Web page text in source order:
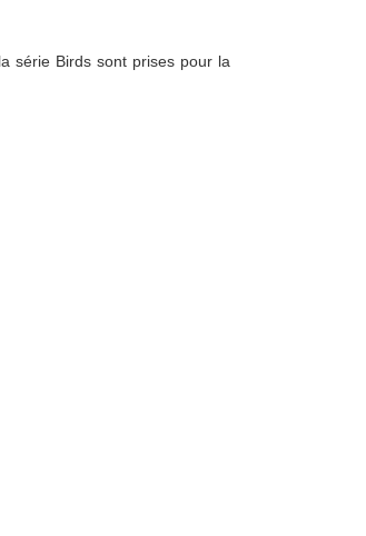
série Birds sont prises pour la